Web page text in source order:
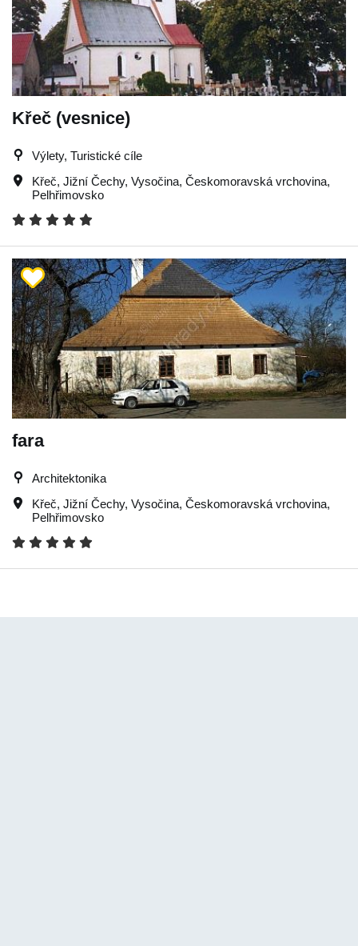
Křeč (vesnice)
Výlety, Turistické cíle
Křeč, Jižní Čechy, Vysočina, Českomoravská vrchovina,
Pelhřimovsko
fara
Architektonika
Křeč, Jižní Čechy, Vysočina, Českomoravská vrchovina,
Pelhřimovsko